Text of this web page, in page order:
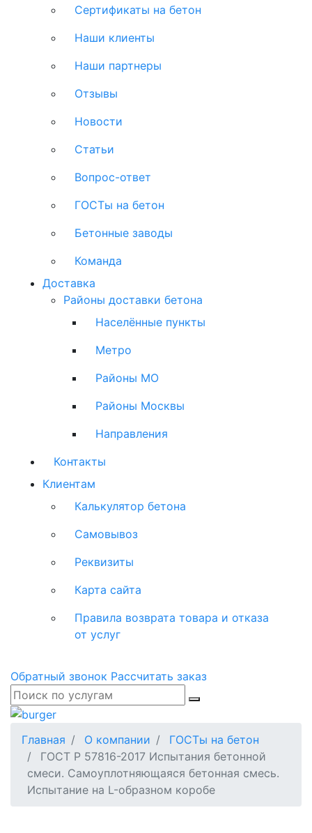
Сертификаты на бетон
Наши клиенты
Наши партнеры
Отзывы
Новости
Статьи
Вопрос-ответ
ГОСТы на бетон
Бетонные заводы
Команда
Доставка
Районы доставки бетона
Населённые пункты
Метро
Районы МО
Районы Москвы
Направления
Контакты
Клиентам
Калькулятор бетона
Самовывоз
Реквизиты
Карта сайта
Правила возврата товара и отказа
от услуг
Обратный звонок Рассчитать заказ
Главная О компании
ГОСТы на бетон
ГОСТ Р 57816-2017 Испытания бетонной
смеси. Самоуплотняющаяся бетонная смесь.
Испытание на L-образном коробе